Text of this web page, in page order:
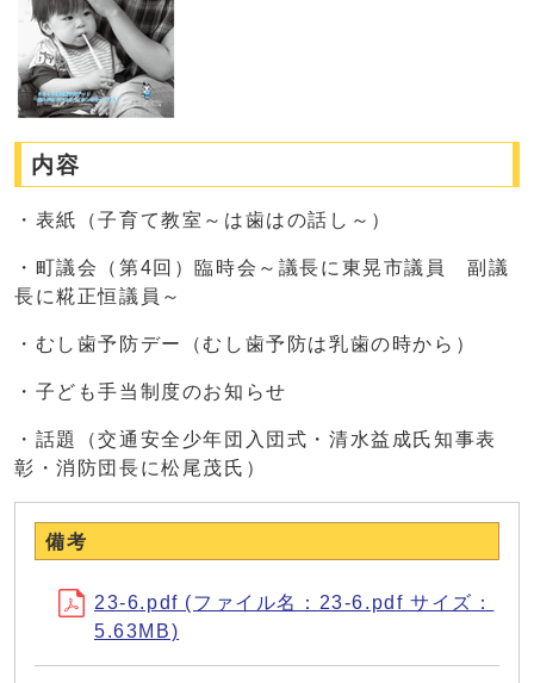
内容
・表紙（子育て教室～は歯はの話し～）
・町議会（第4回）臨時会～議長に東晃市議員 副議
長に糀正恒議員～
・むし歯予防デー（むし歯予防は乳歯の時から）
・子ども手当制度のお知らせ
・話題（交通安全少年団入団式・清水益成氏知事表
彰・消防団長に松尾茂氏）
備考
23-6.pdf (ファイル名：23-6.pdf サイズ：
5.63MB)